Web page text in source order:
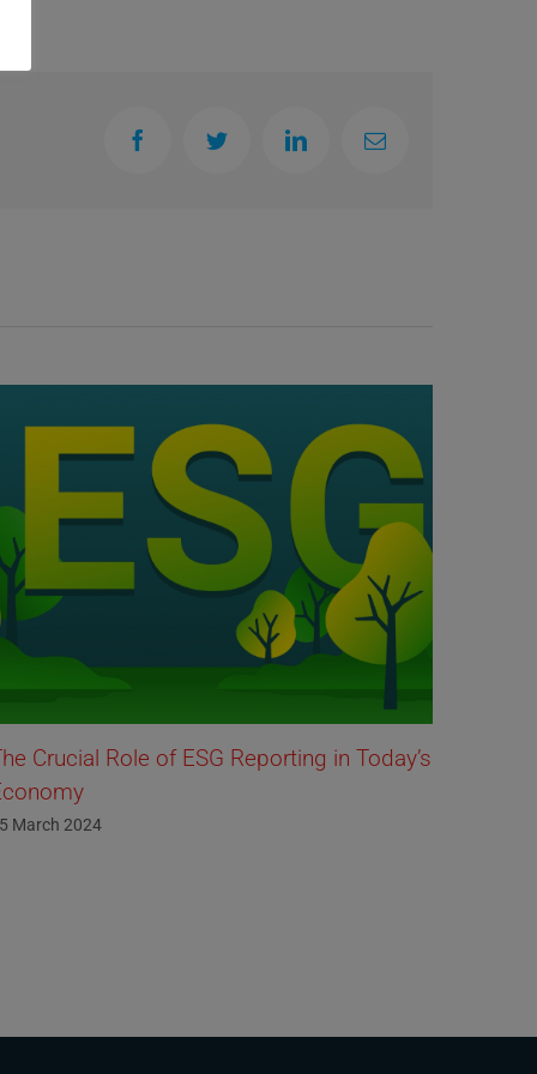
FacebookTwitter LinkedInEmail
Crucial Role of ESG Reporting in Today’s
March 2024